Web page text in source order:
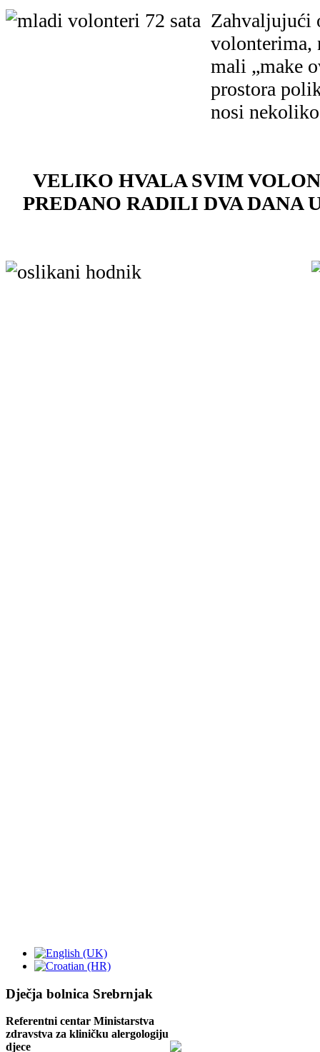
Zahvaljujući
volonterima,
mali „make
prostora
nosi
VELIKO HVALA SVIM
PREDANO RADILI DVA DANA
Dječja bolnica Srebrnjak
Referentni centar Ministarstva
zdravstva za kliničku alergologiju
djece